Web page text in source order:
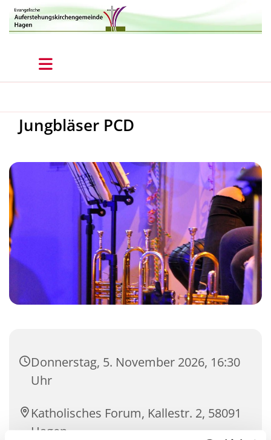
Jungbläser PCD
Donnerstag, 5. November 2026, 16:30
Uhr
Katholisches Forum, Kallestr. 2, 58091
Hagen